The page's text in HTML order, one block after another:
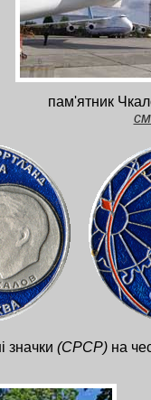
пам'ятник
значки (СРСР)на